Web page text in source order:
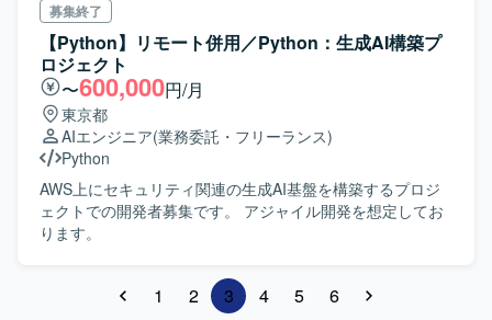
募集終了
【Python】リモート併用／Python：生成AI構築プ
ロジェクト
〜600,000円/月
東京都
AIエンジニア(業務委託・フリーランス)
Python
AWS上にセキュリティ関連の生成AI基盤を構築するプロジ
ェクトでの開発者募集です。 アジャイル開発を想定してお
ります。
1 2 3 4 5 6